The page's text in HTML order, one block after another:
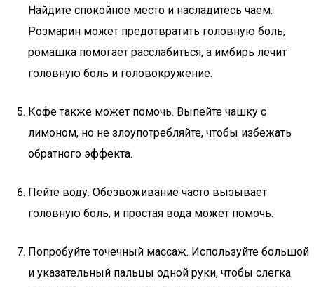
Найдите спокойное место и насладитесь чаем.
Розмарин может предотвратить головную боль,
ромашка помогает расслабиться, а имбирь лечит
головную боль и головокружение.
Кофе также может помочь. Выпейте чашку с
лимоном, но не злоупотребляйте, чтобы избежать
обратного эффекта.
Пейте воду. Обезвоживание часто вызывает
головную боль, и простая вода может помочь.
Попробуйте точечный массаж. Используйте большой
и указательный пальцы одной руки, чтобы слегка